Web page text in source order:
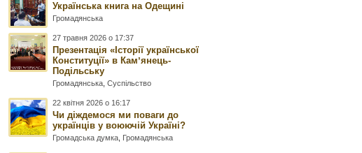
Українська книга на Одещині
Громадянська
27 травня 2026 о 17:37
Презентація «Історії української
Конституції» в Камʼянець-
Подільську
Громадянська ,Суспільство
22 квітня 2026 о 16:17
Чи діждемося ми поваги до
українців у воюючій Україні?
Громадська думка Громадянська